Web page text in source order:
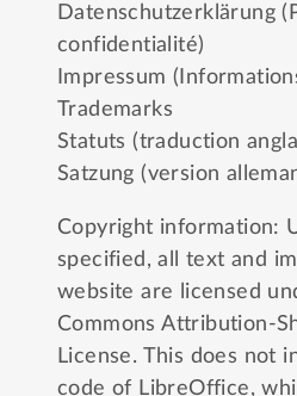
Datenschutzerklärung
confidentialité)
Impressum
Trademarks
Statuts (traduction
Satzung (version
Copyright information:
specified, all text and
website are licensed
Commons Attribution-
License. This does not
code of LibreOffice,